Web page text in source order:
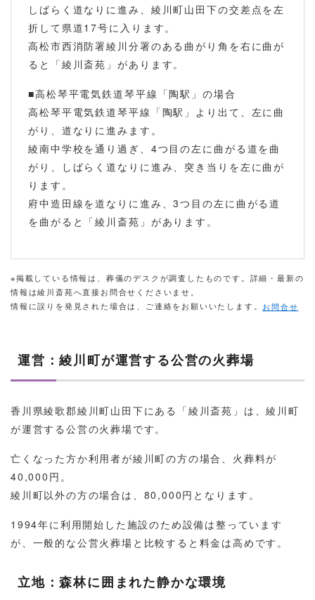
しばらく道なりに進み、綾川町山田下の交差点を左
折して県道17号に入ります。
高松市西消防署綾川分署のある曲がり角を右に曲が
ると「綾川斎苑」があります。
■高松琴平電気鉄道琴平線「陶駅」の場合
高松琴平電気鉄道琴平線「陶駅」より出て、左に曲
がり、道なりに進みます。
綾南中学校を通り過ぎ、4つ目の左に曲がる道を曲
がり、しばらく道なりに進み、突き当りを左に曲が
ります。
府中造田線を道なりに進み、3つ目の左に曲がる道
を曲がると「綾川斎苑」があります。
※掲載している情報は、葬儀のデスクが調査したものです。詳細・最新の
情報は綾川斎苑へ直接お問合せくださいませ。
情報に誤りを発見された場合は、ご連絡をお願いいたします。 お問合せ
運営：綾川町が運営する公営の火葬場
香川県綾歌郡綾川町山田下にある「綾川斎苑」は、綾川町
が運営する公営の火葬場です。
亡くなった方か利用者が綾川町の方の場合、火葬料が
40,000円。
綾川町以外の方の場合は、80,000円となります。
1994年に利用開始した施設のため設備は整っています
が、一般的な公営火葬場と比較すると料金は高めです。
立地：森林に囲まれた静かな環境